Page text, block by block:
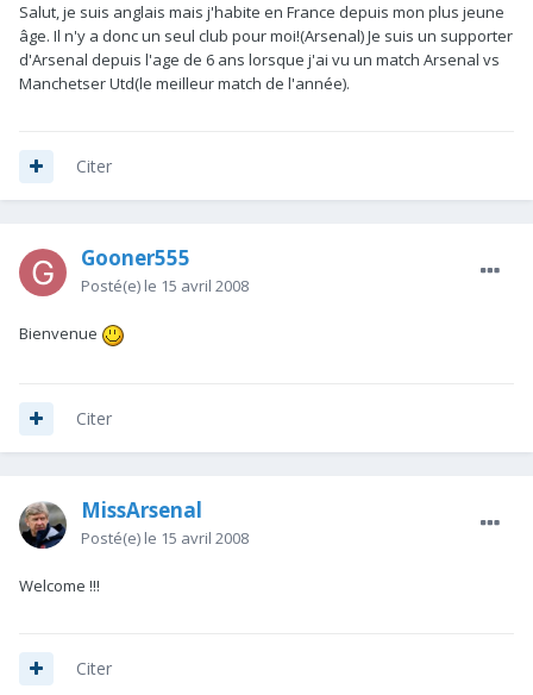
Salut, je suis anglais mais j'habite en France depuis mon plus jeune
âge. Il n'y a donc un seul club pour moi!(Arsenal) Je suis un supporter
d'Arsenal depuis l'age de 6 ans lorsque j'ai vu un match Arsenal vs
Manchetser Utd(le meilleur match de l'année).
Citer
Gooner555
Posté(e) le 15 avril 2008
Bienvenue
Citer
MissArsenal
Posté(e) le 15 avril 2008
Welcome !!!
Citer